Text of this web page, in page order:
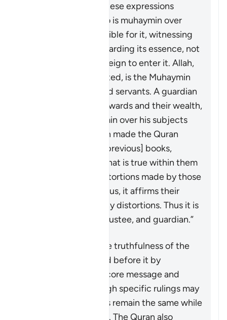
more specific than these expressions
because the one who is muhaymin over
something is responsible for it, witnessing
its truths, and safeguarding its essence, not
allowing anything foreign to enter it. Allah,
the Blessed and Exalted, is the Muhaymin
over His creations and servants. A guardian
over his wards and their wealth,
muhaymin over his subjects
and their affairs. Allah made the Quran
over the [previous] books,
bearing witness to what is true within them
and clarifying the distortions made by those
who altered them. Thus, it affirms their
truths and falsifies any distortions. Thus it is
witness, confirmer, trustee, and guardian.”
The Quran affirms the truthfulness of the
divine books revealed before it by
upholding the same core message and
teachings even though specific rulings may
change. Some rulings remain the same while
others are abrogated. The Quran also